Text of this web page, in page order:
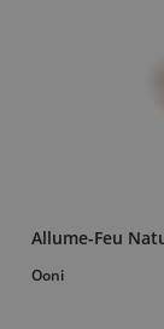
Allume-Feu
Ooni